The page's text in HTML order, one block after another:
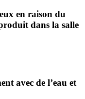
en raison du
dans la salle
avec de l’eau et